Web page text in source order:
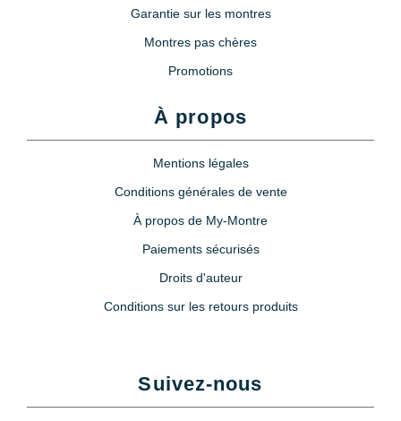
photo et montre
11,90 €
6,90 €
Garantie sur les montres
Montres pas chères
Promotions
À propos
Mentions légales
Conditions générales de vente
À propos de My-Montre
Paiements sécurisés
Droits d'auteur
Conditions sur les retours produits
Suivez-nous